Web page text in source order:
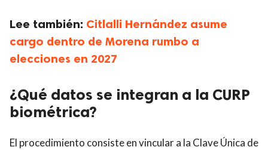
Lee también: Citlalli Hernández asume
cargo dentro de Morena rumbo a
elecciones en 2027
¿Qué datos se integran a la CURP
biométrica?
El procedimiento consiste en vincular a la Clave Única de